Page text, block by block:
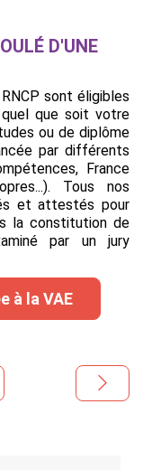
D'UNE
sont éligibles
quel que soit votre
ou de diplôme
par différents
France
Tous nos
et attestés pour
la constitution de
par un jury
à la VAE